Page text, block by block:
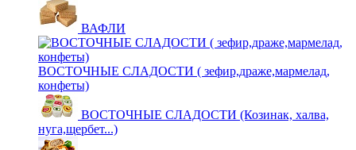
ВАФЛИ
ВОСТОЧНЫЕ СЛАДОСТИ ( зефир,драже,мармелад,
конфеты)
ВОСТОЧНЫЕ СЛАДОСТИ (Козинак, халва,
нуга,щербет...)